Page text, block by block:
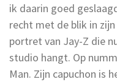
ik daarin goed
recht met de blik in
portret van Jay-Z die
studio hangt. Op
Man. Zijn capuchon is